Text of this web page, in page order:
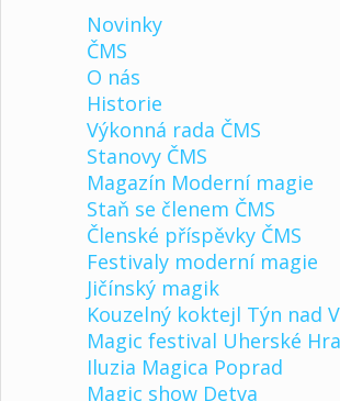
Novinky
ČMS
O nás
Historie
Výkonná rada ČMS
Stanovy ČMS
Magazín Moderní magie
Staň se členem ČMS
Členské příspěvky ČMS
Festivaly moderní magie
Jičínský magik
Kouzelný koktejl Týn nad
Magic festival Uherské
Iluzia Magica Poprad
Magic show Detva